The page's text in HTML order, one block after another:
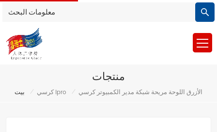
منتجات
بيت / كرسي Ipro / الأزرق اللوحة مريحة شبكة مدير الكمبيوتر كرسي